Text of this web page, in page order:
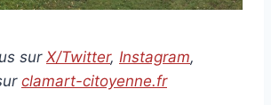
sur X/Twitter, Instagram,
clamart-citoyenne.fr